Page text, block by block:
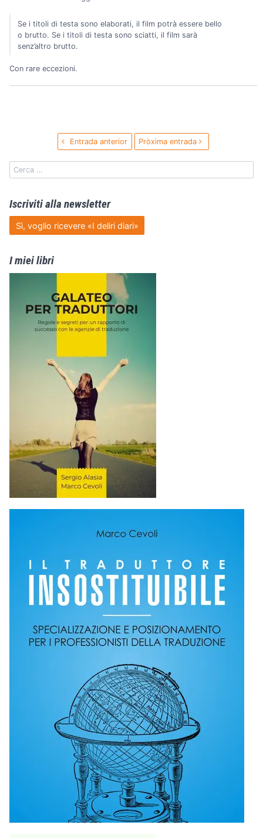
Se i titoli di testa sono elaborati, il film potrà essere bello
o brutto. Se i titoli di testa sono sciatti, il film sarà
senz’altro brutto.
Con rare eccezioni.
Entrada anterior Pròxima entrada
Iscriviti alla newsletter
Sì, voglio ricevere «I deliri diari»
I miei libri